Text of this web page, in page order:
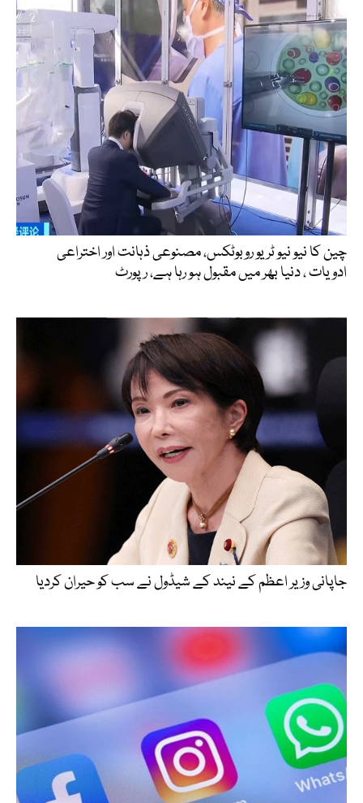
چین کا نیو نیو ٹریو روبوٹکس، مصنوعی ذہانت اور اختراعی
ادویات ، دنیا بھر میں مقبول ہو رہا ہے، رپورٹ
جاپانی وزیر اعظم کے نیند کے شیڈول نے سب کو حیران کردیا